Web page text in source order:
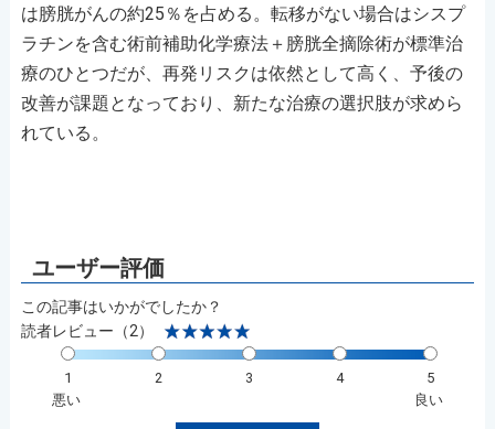
は膀胱がんの約25％を占める。転移がない場合はシスプ
ラチンを含む術前補助化学療法＋膀胱全摘除術が標準治
療のひとつだが、再発リスクは依然として高く、予後の
改善が課題となっており、新たな治療の選択肢が求めら
れている。
この記事はいかがでしたか？
読者レビュー（2）
1 2 3 4
5
悪い
良い